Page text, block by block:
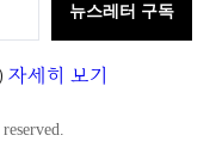
뉴스레터 구독
자세히 보기